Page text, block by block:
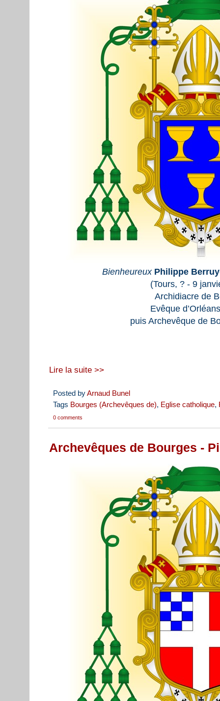
Bienheureux Philippe
(Tours, ? - 9
Archidiacre de
Evêque
puis Archevêque de
Lire la suite >>
Posted byArnaud Bunel
Tags Bourges (Archevêques de), Eglise catholique,
0 comments
Archevêques de Bourges -